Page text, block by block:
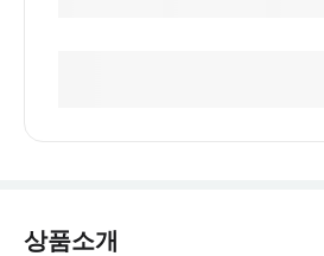
상품소개